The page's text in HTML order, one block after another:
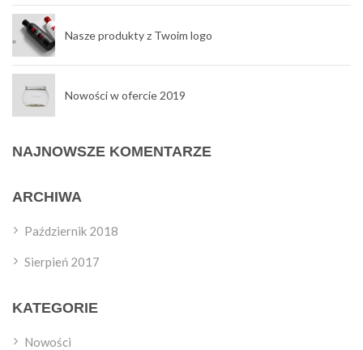
Nasze produkty z Twoim logo
Nowości w ofercie 2019
NAJNOWSZE KOMENTARZE
ARCHIWA
Październik 2018
Sierpień 2017
KATEGORIE
Nowości